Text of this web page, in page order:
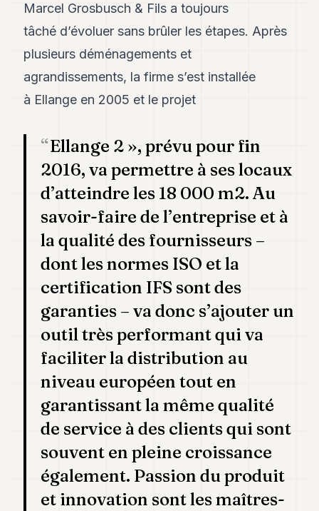
Marcel Grosbusch & Fils a toujours
tâché d’évoluer sans brûler les étapes. Après
plusieurs déménagements et
agrandissements, la firme s’est installée
à Ellange en 2005 et le projet
Ellange 2 », prévu pour fin
2016, va permettre à ses locaux
d’atteindre les 18 000 m2. Au
savoir-faire de l’entreprise et à
la qualité des fournisseurs –
dont les normes ISO et la
certification IFS sont des
garanties – va donc s’ajouter un
outil très performant qui va
faciliter la distribution au
niveau européen tout en
garantissant la même qualité
de service à des clients qui sont
souvent en pleine croissance
également. Passion du produit
et innovation sont les maîtres-